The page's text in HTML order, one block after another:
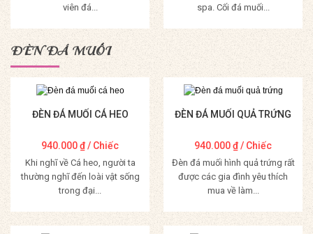
viên đá...
Mua Hàng
spa. Cối đá muối...
Mua Hàng
ĐÈN ĐÁ MUỐI
ĐÈN ĐÁ MUỐI CÁ HEO
940.000₫/ Chiếc
Khi nghĩ về Cá heo, người ta
thường nghĩ đến loài vật sống
trong đại...
Mua Hàng
ĐÈN ĐÁ MUỐI QUẢ TRỨNG
940.000₫/ Chiếc
Đèn đá muối hình quả trứng rất
được các gia đình yêu thích
mua về làm...
Mua Hàng